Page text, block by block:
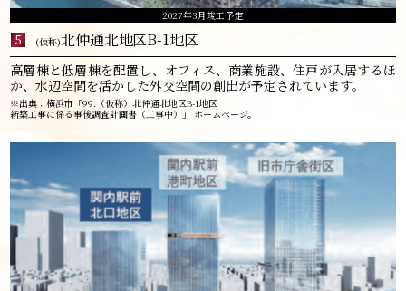
2027年3月竣工予定
5 (仮称)北仲通北地区B-1地区
高層棟と低層棟を配置し、オフィス、商業施設、住戸が入居するほ
か、水辺空間を活かした外交空間の創出が予定されています。
※出典：横浜市「99.（仮称）北仲通北地区B-1地区
新築工事に係る事後調査計画書（工事中）」 ホームページ。